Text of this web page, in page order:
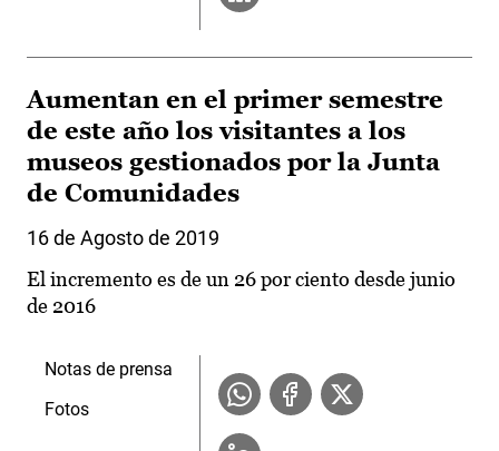
Aumentan en el primer semestre
de este año los visitantes a los
museos gestionados por la Junta
de Comunidades
16 de Agosto de 2019
El incremento es de un 26 por ciento desde junio
de 2016
Notas de prensa
Fotos